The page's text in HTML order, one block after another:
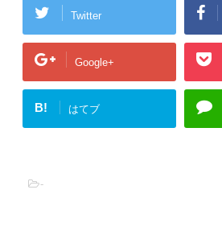
Twitter
Google+
B! はてブ
-